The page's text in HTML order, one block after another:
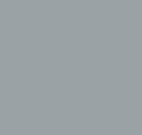
oder juristische Person,
oder andere Stelle außer der
dem Verantwortlichen, dem
und den Personen, die unter
Verantwortung des
oder des Auftragsverarbeiters
Daten zu